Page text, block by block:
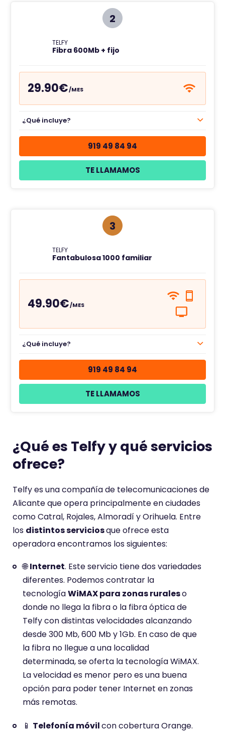
2
TELFY
Fibra 600Mb + fijo
29.90€/MES
¿Qué incluye?
919 49 84 94
TE LLAMAMOS
3
TELFY
Fantabulosa 1000 familiar
49.90€/MES
¿Qué incluye?
919 49 84 94
TE LLAMAMOS
¿Qué es Telfy y qué servicios
ofrece?
Telfy es una compañía de telecomunicaciones de
Alicante que opera principalmente en ciudades
como Catral, Rojales, Almoradí y Orihuela. Entre
los distintos serviciosque ofrece esta
operadora encontramos los siguientes:
🌐Internet. Este servicio tiene dos variedades
diferentes. Podemos contratar la
tecnologíaWiMAX para zonas ruraleso
donde no llega la fibra o la fibra óptica de
Telfy con distintas velocidades alcanzando
desde 300 Mb, 600 Mb y 1Gb. En caso de que
la fibra no llegue a una localidad
determinada, se oferta la tecnología WiMAX.
La velocidad es menor pero es una buena
opción para poder tener Internet en zonas
más remotas.
📱 Telefonía móvilcon cobertura Orange.